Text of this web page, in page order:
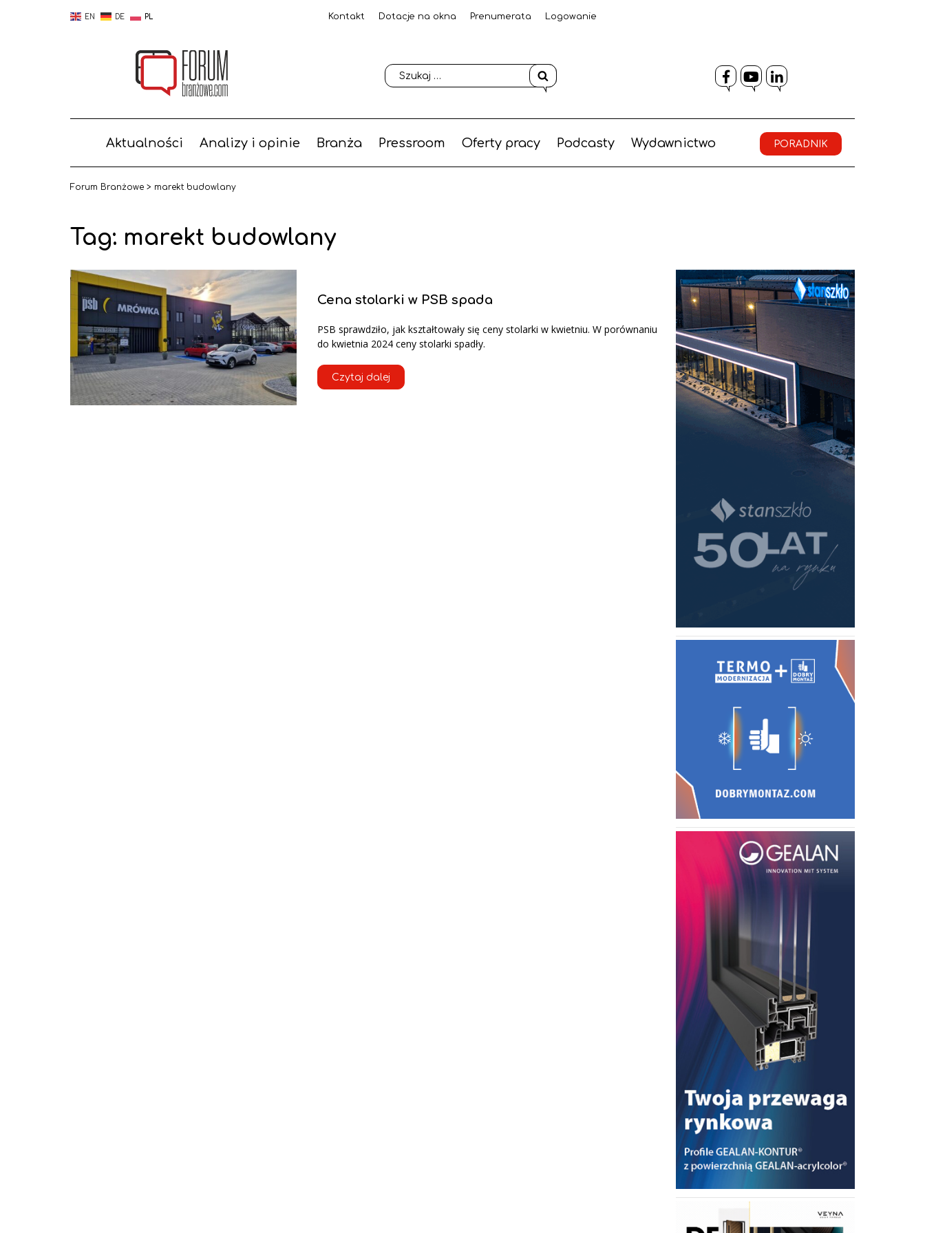
EN DE PL Kontakt Dotacje na okna Prenumerata Logowanie
Facebook
YouTube
LinkedIn
Aktualności Analizy i opinie Branża Pressroom Oferty pracy Podcasty Wydawnictwo PORADNIK
Forum Branżowe > marekt budowlany
Tag: marekt budowlany
Cena stolarki w PSB spada
PSB sprawdziło, jak kształtowały się ceny stolarki w kwietniu. W porównaniu
do kwietnia 2024 ceny stolarki spadły.
Czytaj dalej